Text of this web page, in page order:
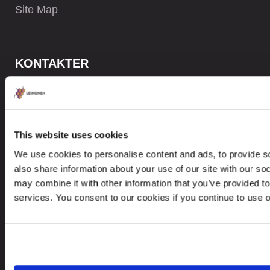
This website uses cookies
We use cookies to personalise content and ads, to provide
also share information about your use of our site with our
may combine it with other information that you’ve provided
services. You consent to our cookies if you continue to use
Site Map
KONTAKTER
+ 47 919 05 058
Ved datainnbrudd, vennligst kontakt:
dataprotection@leinonen.eu
Leinonen AS
Arbins gate 4, 0253 Oslo, Norway